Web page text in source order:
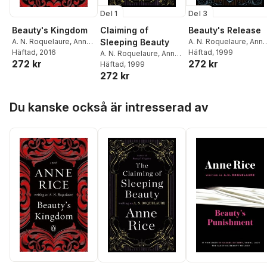
Beauty's Kingdom
A. N. Roquelaure, Anne
Rice
Häftad, 2016
272 kr
Del 1
Claiming of
Sleeping Beauty
A. N. Roquelaure, Anne
Rice
Häftad, 1999
272 kr
Del 3
Beauty's Release
A. N. Roquelaure, Anne
Rice
Häftad, 1999
272 kr
Du kanske också är intresserad av